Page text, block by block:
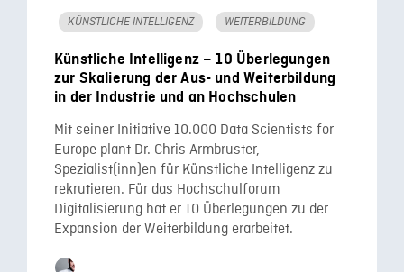
KÜNSTLICHE INTELLIGENZ WEITERBILDUNG
Künstliche Intelligenz – 10 Überlegungen
zur Skalierung der Aus- und Weiterbildung
in der Industrie und an Hochschulen
Mit seiner Initiative 10.000 Data Scientists for
Europe plant Dr. Chris Armbruster,
Spezialist(inn)en für Künstliche Intelligenz zu
rekrutieren. Für das Hochschulforum
Digitalisierung hat er 10 Überlegungen zu der
Expansion der Weiterbildung erarbeitet.